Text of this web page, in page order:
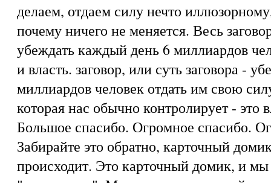
делаем, отдаем силу нечто
почему ничего не меняется. Весь
убеждать каждый день 6 миллиардов
и власть. заговор, или суть заговора -
миллиардов человек отдать им свою
которая нас обычно контролирует - это
Большое спасибо. Огромное спасибо.
Забирайте это обратно, карточный
происходит. Это карточный домик, и